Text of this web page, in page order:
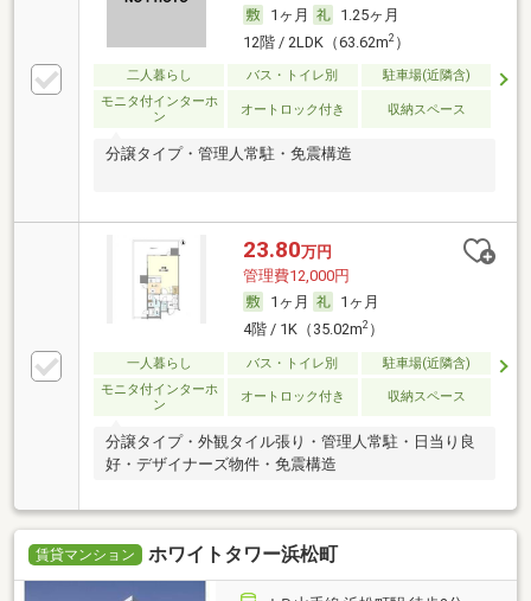
1ヶ月
1.25ヶ月
12階 / 2LDK（63.62m2）
二人暮らし バス・トイレ別
駐車場(近隣含)
モニタ付インターホ
ン
オートロック付き 収納スペース
分譲タイプ・管理人常駐・免震構造
23.80万円
管理費12,000円
1ヶ月
1ヶ月
4階 / 1K（35.02m2）
一人暮らし バス・トイレ別
駐車場(近隣含)
モニタ付インターホ
ン
オートロック付き 収納スペース
分譲タイプ・外観タイル張り・管理人常駐・日当り良
好・デザイナーズ物件・免震構造
賃貸マンション ホワイトタワー浜松町